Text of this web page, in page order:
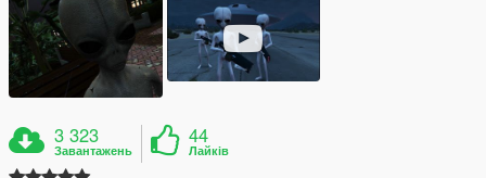
3 323
Завантажень
44
Лайків